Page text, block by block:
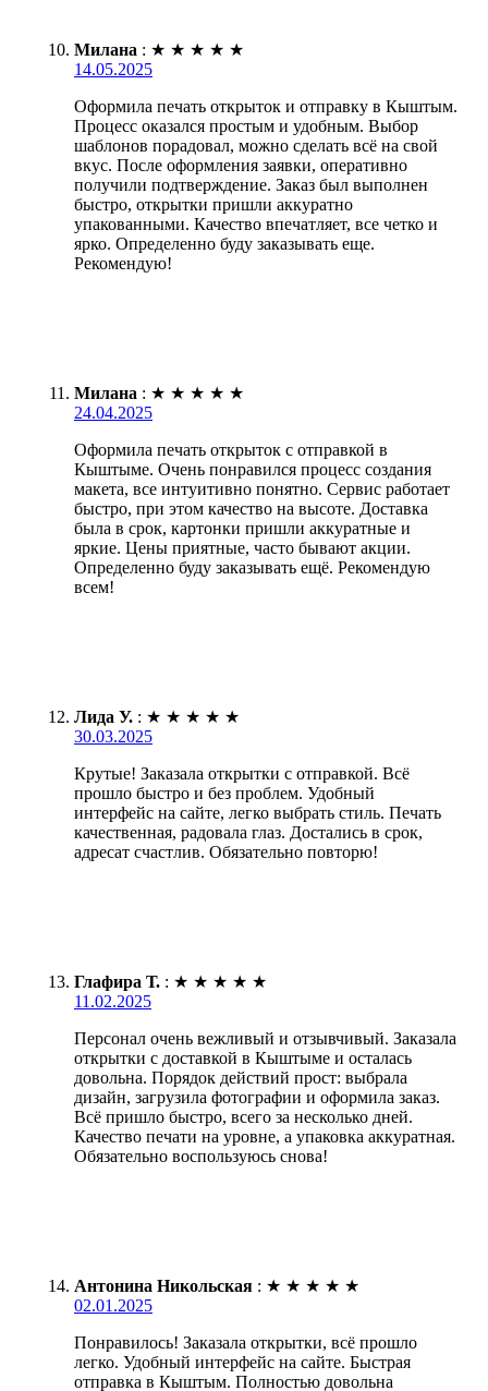
Милана : ★ ★ ★ ★ ★
14.05.2025
Оформила печать открыток и отправку в Кыштым.
Процесс оказался простым и удобным. Выбор
шаблонов порадовал, можно сделать всё на свой
вкус. После оформления заявки, оперативно
получили подтверждение. Заказ был выполнен
быстро, открытки пришли аккуратно
упакованными. Качество впечатляет, все четко и
ярко. Определенно буду заказывать еще.
Рекомендую!
Милана : ★ ★ ★ ★ ★
24.04.2025
Оформила печать открыток с отправкой в
Кыштыме. Очень понравился процесс создания
макета, все интуитивно понятно. Сервис работает
быстро, при этом качество на высоте. Доставка
была в срок, картонки пришли аккуратные и
яркие. Цены приятные, часто бывают акции.
Определенно буду заказывать ещё. Рекомендую
всем!
Лида У. : ★ ★ ★ ★ ★
30.03.2025
Крутые! Заказала открытки с отправкой. Всё
прошло быстро и без проблем. Удобный
интерфейс на сайте, легко выбрать стиль. Печать
качественная, радовала глаз. Достались в срок,
адресат счастлив. Обязательно повторю!
Глафира Т. : ★ ★ ★ ★ ★
11.02.2025
Персонал очень вежливый и отзывчивый. Заказала
открытки с доставкой в Кыштыме и осталась
довольна. Порядок действий прост: выбрала
дизайн, загрузила фотографии и оформила заказ.
Всё пришло быстро, всего за несколько дней.
Качество печати на уровне, а упаковка аккуратная.
Обязательно воспользуюсь снова!
Антонина Никольская : ★ ★ ★ ★ ★
02.01.2025
Понравилось! Заказала открытки, всё прошло
легко. Удобный интерфейс на сайте. Быстрая
отправка в Кыштым. Полностью довольна